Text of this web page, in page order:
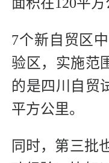
7个新自贸区
验区，实施范
的是四川自贸
平方公里。
同时，第三批